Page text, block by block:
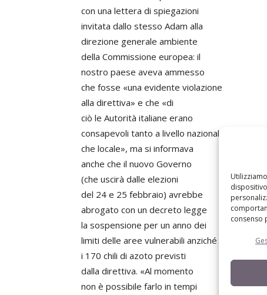
consenso
con una lettera di spiegazioni
invitata dallo stesso Adam alla
direzione generale ambiente
della Commissione europea: il
nostro paese aveva ammesso
che fosse «una evidente violazione
alla direttiva» e che «di
ciò le Autorità italiane erano
consapevoli tanto a livello nazionale,
che locale», ma si informava
anche che il nuovo Governo
(che uscirà dalle elezioni
del 24 e 25 febbraio) avrebbe
abrogato con un decreto legge
la sospensione per un anno dei
limiti delle aree vulnerabili anziché
i 170 chili di azoto previsti
dalla direttiva. «Al momento
non è possibile farlo in tempi